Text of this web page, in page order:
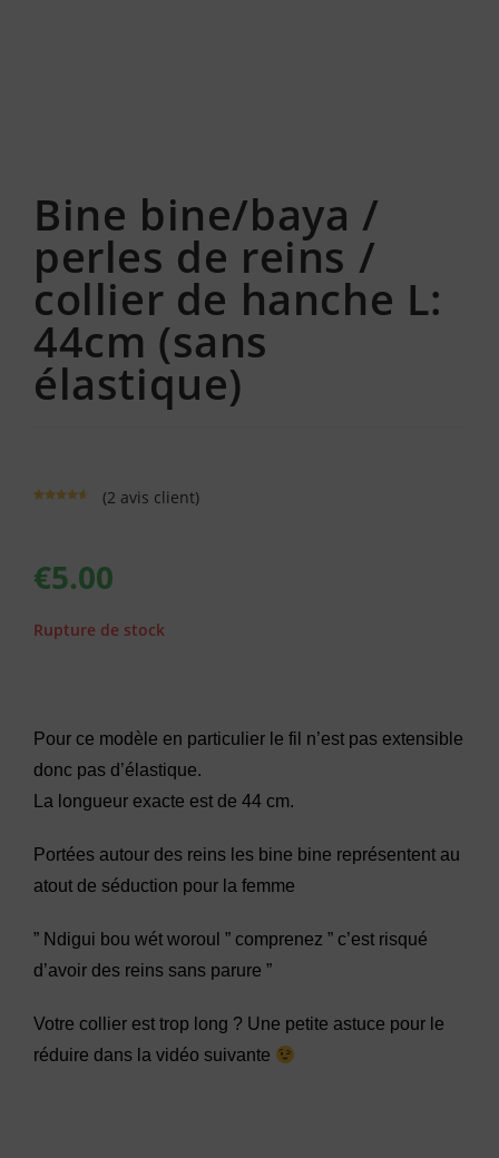
Bine bine/baya /
perles de reins /
collier de hanche L:
44cm (sans
élastique)
client
(2 avis client)
€5.00
Rupture de stock
Pour ce modèle en particulier le fil n’est pas extensible
donc pas d’élastique.
La longueur exacte est de 44 cm.
Portées autour des reins les bine bine représentent au
atout de séduction pour la femme
” Ndigui bou wét woroul ” comprenez ” c’est risqué
d’avoir des reins sans parure ”
Votre collier est trop long ? Une petite astuce pour le
réduire dans la vidéo suivante